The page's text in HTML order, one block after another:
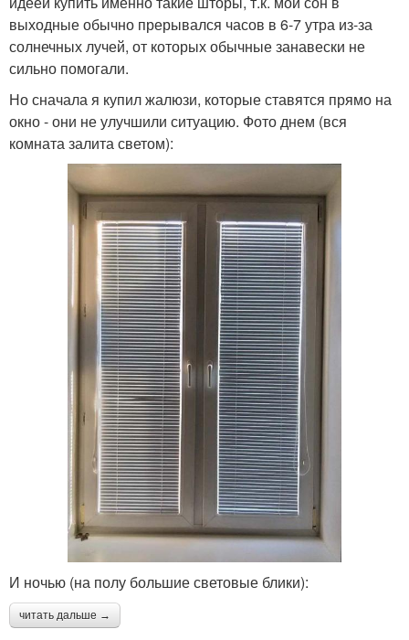
выходные обычно прерывался часов в 6-7 утра из-за
солнечных лучей, от которых обычные занавески не
сильно помогали.
Но сначала я купил жалюзи, которые ставятся прямо на
окно - они не улучшили ситуацию. Фото днем (вся
комната залита светом):
И ночью (на полу большие световые блики):
читать дальше →